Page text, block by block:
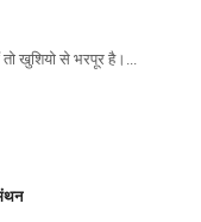
खुशियो से भरपूर है।...